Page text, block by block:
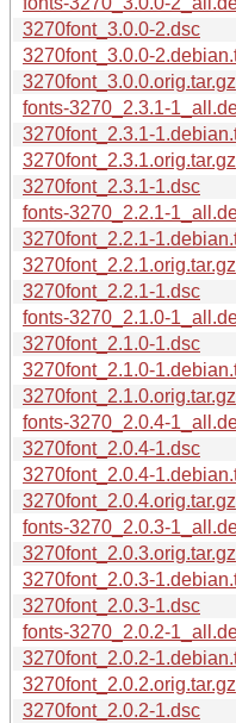
3270font_3.0.0-2.dsc
3270font_3.0.0-
3270font_3.0.0.orig.tar.gz
fonts-3270_2.3.1-
3270font_2.3.1-
3270font_2.3.1.orig.tar.gz
3270font_2.3.1-1.dsc
fonts-3270_2.2.1-
3270font_2.2.1-
3270font_2.2.1.orig.tar.gz
3270font_2.2.1-1.dsc
fonts-3270_2.1.0-
3270font_2.1.0-1.dsc
3270font_2.1.0-
3270font_2.1.0.orig.tar.gz
fonts-3270_2.0.4-
3270font_2.0.4-1.dsc
3270font_2.0.4-
3270font_2.0.4.orig.tar.gz
fonts-3270_2.0.3-
3270font_2.0.3.orig.tar.gz
3270font_2.0.3-
3270font_2.0.3-1.dsc
fonts-3270_2.0.2-
3270font_2.0.2-
3270font_2.0.2.orig.tar.gz
3270font_2.0.2-1.dsc